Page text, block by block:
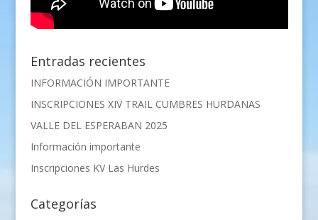
Entradas recientes
INFORMACIÓN IMPORTANTE
INSCRIPCIONES XIV TRAIL CUMBRES HURDANAS
VALLE DEL ESPERABAN 2025
Información importante
Inscripciones KV Las Hurdes
Categorías